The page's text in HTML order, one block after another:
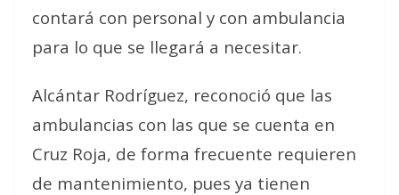
contará con personal y con ambulancia
para lo que se llegará a necesitar.
Alcántar Rodríguez, reconoció que las
ambulancias con las que se cuenta en
Cruz Roja, de forma frecuente requieren
de mantenimiento, pues ya tienen